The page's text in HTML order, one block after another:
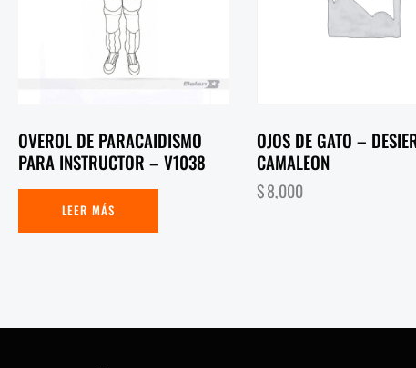
OVEROL DE PARACAIDISMO
PARA INSTRUCTOR – V1038
LEER MÁS
OJOS DE GATO –
CAMALEON
$8,000